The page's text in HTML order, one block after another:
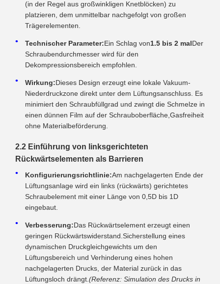
(in der Regel aus großwinkligen Knetblöcken) zu
platzieren, dem unmittelbar nachgefolgt von großen
Trägerelementen.
Technischer Parameter:Ein Schlag von1.5 bis 2 malDer
Schraubendurchmesser wird für den
Dekompressionsbereich empfohlen.
Wirkung:Dieses Design erzeugt eine lokale Vakuum-
Niederdruckzone direkt unter dem Lüftungsanschluss. Es
minimiert den Schraubfüllgrad und zwingt die Schmelze in
einen dünnen Film auf der Schrauboberfläche,Gasfreiheit
ohne Materialbeförderung.
2.2 Einführung von linksgerichteten
Rückwärtselementen als Barrieren
Konfigurierungsrichtlinie:Am nachgelagerten Ende der
Lüftungsanlage wird ein links (rückwärts) gerichtetes
Schraubelement mit einer Länge von 0,5D bis 1D
eingebaut.
Verbesserung:Das Rückwärtselement erzeugt einen
geringen Rückwärtswiderstand.Sicherstellung eines
dynamischen Druckgleichgewichts um den
Lüftungsbereich und Verhinderung eines hohen
nachgelagerten Drucks, der Material zurück in das
Lüftungsloch drängt.(Referenz: Simulation des Drucks in